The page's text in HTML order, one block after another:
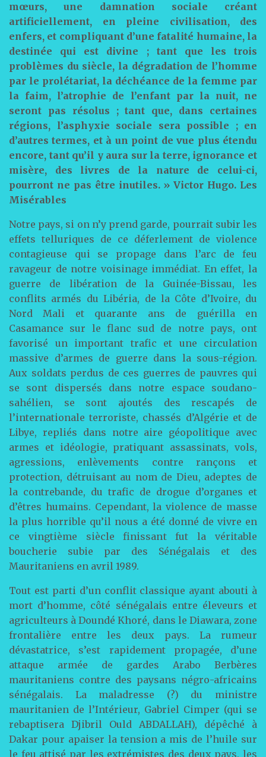
mœurs, une damnation sociale créant
artificiellement, en pleine civilisation, des
enfers, et compliquant d’une fatalité humaine, la
destinée qui est divine ; tant que les trois
problèmes du siècle, la dégradation de l’homme
par le prolétariat, la déchéance de la femme par
la faim, l’atrophie de l’enfant par la nuit, ne
seront pas résolus ; tant que, dans certaines
régions, l’asphyxie sociale sera possible ; en
d’autres termes, et à un point de vue plus étendu
encore, tant qu’il y aura sur la terre, ignorance et
misère, des livres de la nature de celui-ci,
pourront ne pas être inutiles. » Victor Hugo. Les
Misérables
Notre pays, si on n’y prend garde, pourrait subir les
effets telluriques de ce déferlement de violence
contagieuse qui se propage dans l’arc de feu
ravageur de notre voisinage immédiat. En effet, la
guerre de libération de la Guinée-Bissau, les
conflits armés du Libéria, de la Côte d’Ivoire, du
Nord Mali et quarante ans de guérilla en
Casamance sur le flanc sud de notre pays, ont
favorisé un important trafic et une circulation
massive d’armes de guerre dans la sous-région.
Aux soldats perdus de ces guerres de pauvres qui
se sont dispersés dans notre espace soudano-
sahélien, se sont ajoutés des rescapés de
l’internationale terroriste, chassés d’Algérie et de
Libye, repliés dans notre aire géopolitique avec
armes et idéologie, pratiquant assassinats, vols,
agressions, enlèvements contre rançons et
protection, détruisant au nom de Dieu, adeptes de
la contrebande, du trafic de drogue d’organes et
d’êtres humains. Cependant, la violence de masse
la plus horrible qu’il nous a été donné de vivre en
ce vingtième siècle finissant fut la véritable
boucherie subie par des Sénégalais et des
Mauritaniens en avril 1989.
Tout est parti d’un conflit classique ayant abouti à
mort d’homme, côté sénégalais entre éleveurs et
agriculteurs à Doundé Khoré, dans le Diawara, zone
frontalière entre les deux pays. La rumeur
dévastatrice, s’est rapidement propagée, d’une
attaque armée de gardes Arabo Berbères
mauritaniens contre des paysans négro-africains
sénégalais. La maladresse (?) du ministre
mauritanien de l’Intérieur, Gabriel Cimper (qui se
rebaptisera Djibril Ould ABDALLAH), dépêché à
Dakar pour apaiser la tension a mis de l’huile sur
le feu attisé par les extrémistes des deux pays, les